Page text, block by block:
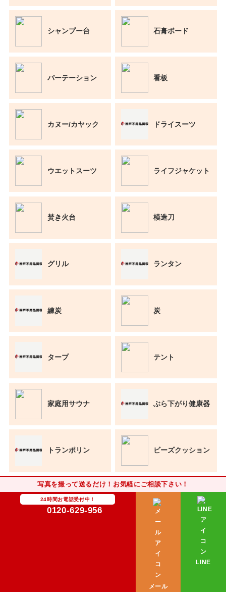
シャンプー台 石膏ボード
パーテーション 看板
カヌー/カヤック ドライスーツ
ウエットスーツ ライフジャケット
焚き火台 模造刀
グリル ランタン
練炭 炭
タープ テント
家庭用サウナ ぶら下がり健康器
トランポリン ビーズクッション
畳 クッションフロア
神棚
ダイニングセット
写真を撮って送るだけ！お気軽にご相談下さい！
24時間お電話受付中！
0120-629-956
メール
LINE